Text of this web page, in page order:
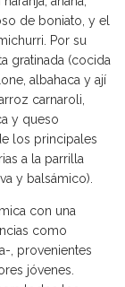
de boniato, y el
Por su
gratinada (cocida
albahaca y ají
carnaroli,
y queso
los principales
a la parrilla
y balsámico).
con una
como
, provenientes
jóvenes.